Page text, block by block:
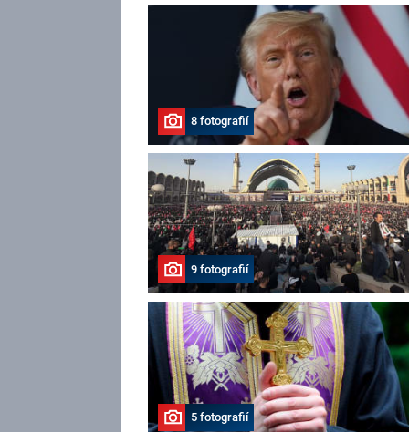
8 fotografií
9 fotografií
5 fotografií